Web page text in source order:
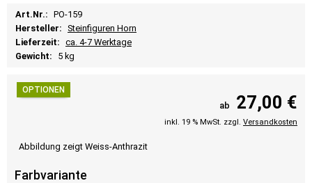
Art.Nr.: PO-159
Hersteller: Steinfiguren Horn
Lieferzeit: ca. 4-7 Werktage
Gewicht:
5 kg
OPTIONEN
ab 27,00 €
inkl. 19 % MwSt. zzgl. Versandkosten
Abbildung zeigt Weiss-Anthrazit
Farbvariante